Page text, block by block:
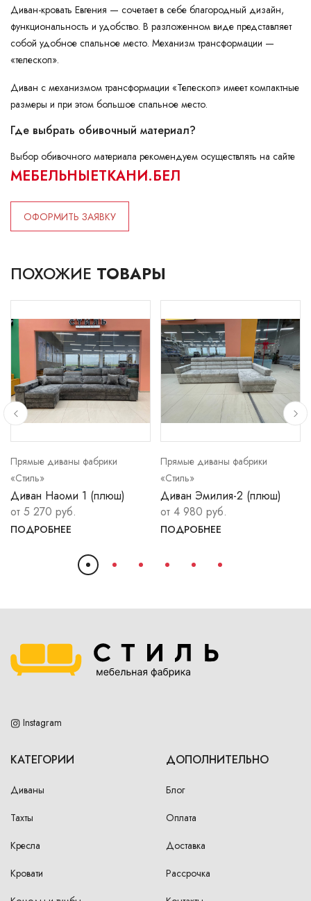
Диван-кровать Евгения — сочетает в себе благородный дизайн,
функциональность и удобство. В разложенном виде представляет
собой удобное спальное место. Механизм трансформации —
«телескоп».
Диван с механизмом трансформации «Телескоп» имеет компактные
размеры и при этом большое спальное место.
Где выбрать обивочный материал?
Выбор обивочного материала рекомендуем осуществлять на сайте
МЕБЕЛЬНЫЕТКАНИ.БЕЛ
ОФОРМИТЬ ЗАЯВКУ
ПОХОЖИЕ ТОВАРЫ
Прямые диваны фабрики
«Стиль»
Диван Наоми 1 (плюш)
от 5 270 руб.
ПОДРОБНЕЕ
Прямые диваны фабрики
«Стиль»
Диван Эмилия-2 (плюш)
от 4 980 руб.
ПОДРОБНЕЕ
Instagram
КАТЕГОРИИ
Диваны
Тахты
Кресла
Кровати
ДОПОЛНИТЕЛЬНО
Блог
Оплата
Доставка
Рассрочка